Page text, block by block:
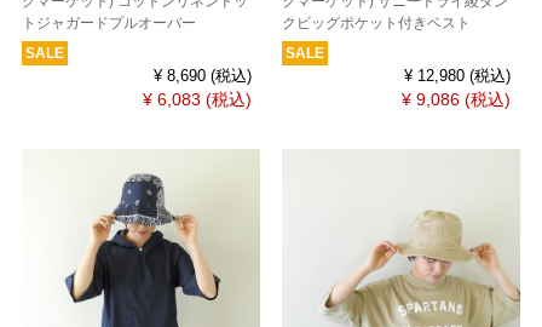
トジャガードプルオーバー
SALE
¥ 8,690 (税込)
¥ 6,083 (税込)
クビッグポケット付きベスト
SALE
¥ 12,980(税込)
¥ 9,086(税込)